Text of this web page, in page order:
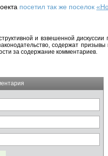
посетил так же поселок
и взвешенной
содержат призывы
за содержание комментариев.